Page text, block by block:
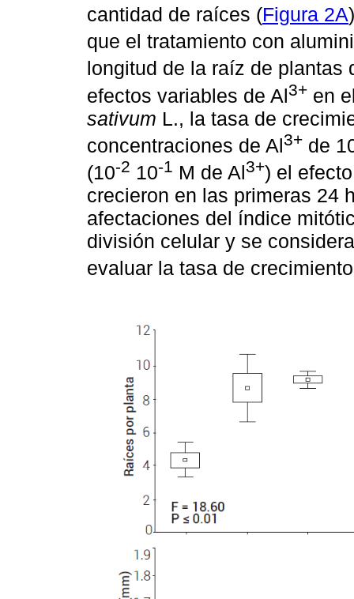
cantidad de raíces (Figura 2A
que el tratamiento con
longitud de la raíz de plantas
efectos variables de Al3+ en
sativum L., la tasa de
concentraciones de Al3+ de
(10-2 10-1 M de Al3+) el
crecieron en las primeras 24
afectaciones del índice
división celular y se
evaluar la tasa de